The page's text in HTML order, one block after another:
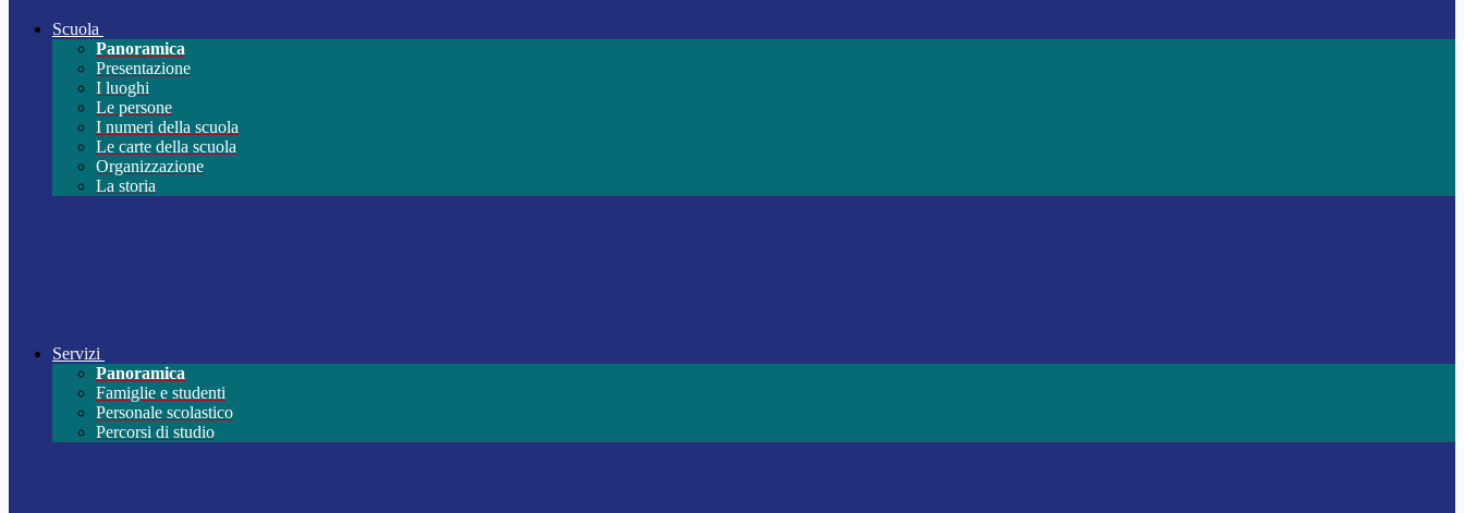
Scuola
Panoramica
Presentazione
I luoghi
Le persone
I numeri della scuola
Le carte della scuola
Organizzazione
La storia
Servizi
Panoramica
Famiglie e studenti
Personale scolastico
Percorsi di studio